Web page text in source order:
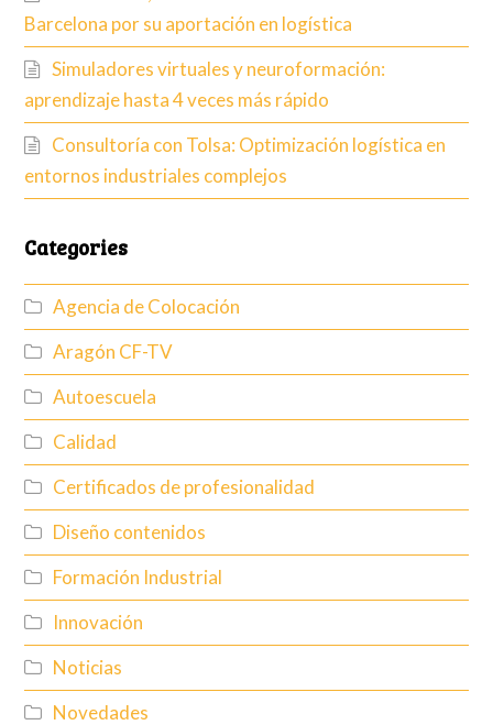
Barcelona por su aportación en logística
Simuladores virtuales y neuroformación:
aprendizaje hasta 4 veces más rápido
Consultoría con Tolsa: Optimización logística en
entornos industriales complejos
Categories
Agencia de Colocación
Aragón CF-TV
Autoescuela
Calidad
Certificados de profesionalidad
Diseño contenidos
Formación Industrial
Innovación
Noticias
Novedades